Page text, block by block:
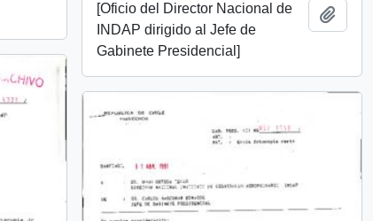
[Oficio del Director Nacional de
INDAP dirigido al Jefe de
Gabinete Presidencial]